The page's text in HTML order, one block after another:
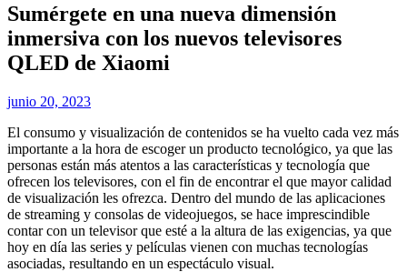
Sumérgete en una nueva dimensión
inmersiva con los nuevos televisores
QLED de Xiaomi
junio 20, 2023
El consumo y visualización de contenidos se ha vuelto cada vez más
importante a la hora de escoger un producto tecnológico, ya que las
personas están más atentos a las características y tecnología que
ofrecen los televisores, con el fin de encontrar el que mayor calidad
de visualización les ofrezca. Dentro del mundo de las aplicaciones
de streaming y consolas de videojuegos, se hace imprescindible
contar con un televisor que esté a la altura de las exigencias, ya que
hoy en día las series y películas vienen con muchas tecnologías
asociadas, resultando en un espectáculo visual.